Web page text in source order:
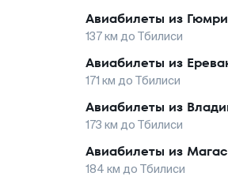
Авиабилеты из Гюмри
137км до Тбилиси
Авиабилеты из
171 км до Тбилиси
Авиабилеты из
173 км до Тбилиси
Авиабилеты из
184 км до Тбилиси